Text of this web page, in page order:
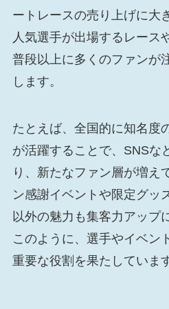
ートレースの売り上げに大
人気選手が出場するレース
普段以上に多くのファンが
します。
たとえば、全国的に知名度
が活躍することで、SNSな
り、新たなファン層が増え
ン感謝イベントや限定グッ
以外の魅力も集客力アップ
このように、選手やイベン
重要な役割を果たしていま